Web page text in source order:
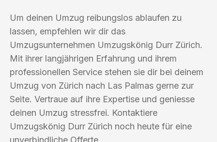
Um deinen Umzug reibungslos ablaufen zu
lassen, empfehlen wir dir das
Umzugsunternehmen Umzugskönig Durr Zürich.
Mit ihrer langjährigen Erfahrung und ihrem
professionellen Service stehen sie dir bei deinem
Umzug von Zürich nach Las Palmas gerne zur
Seite. Vertraue auf ihre Expertise und geniesse
deinen Umzug stressfrei. Kontaktiere
Umzugskönig Durr Zürich noch heute für eine
unverbindliche Offerte.